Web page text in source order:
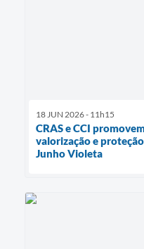
18 JUN 2026 - 11h15
CRAS e CCI
valorização e
Junho Violeta